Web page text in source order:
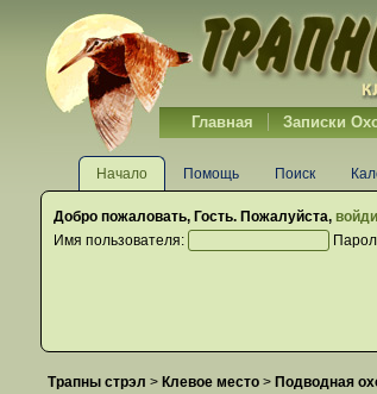
Главная Записки
Начало Помощь Поиск
Добро пожаловать, Гость. Пожалуйста,
Имя пользователя:
Трапны стрэл > Клевое место> Подводная